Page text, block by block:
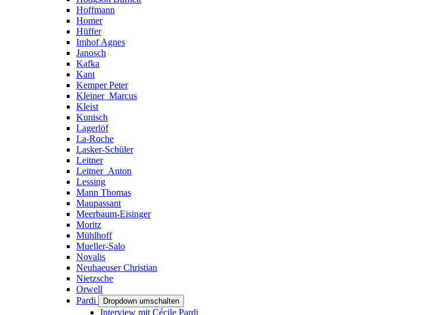
Hoffmann
Homer
Hüffer
Imhof Agnes
Janosch
Kafka
Kant
Kemper Peter
Kleiner_Marcus
Kleist
Kunisch
Lagerlöf
La-Roche
Lasker-Schüler
Leitner
Leitner_Anton
Lessing
Mann Thomas
Maupassant
Meerbaum-Eisinger
Moritz
Mühlhoff
Mueller-Salo
Novalis
Neuhaeuser Christian
Nietzsche
Orwell
Pardi
Dropdown umschalten
Interview mit Cécile Pardi